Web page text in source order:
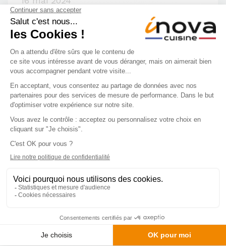
Cuisine équipée : Bora, la fin de la hotte
aspirante